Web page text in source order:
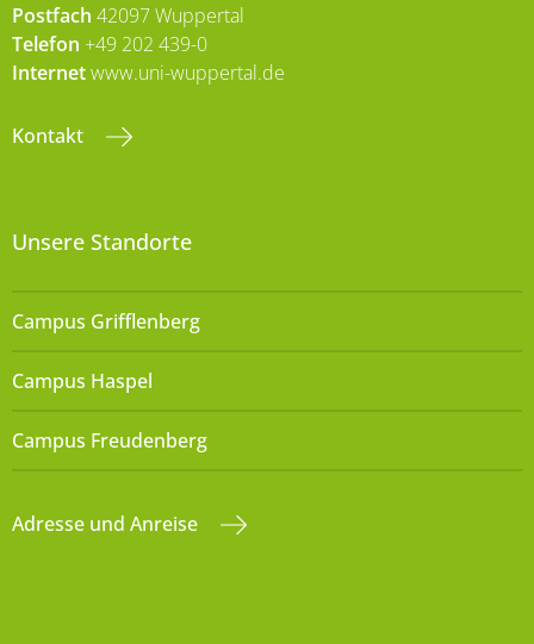
Postfach 42097 Wuppertal
Telefon +49 202 439-0
Internetwww.uni-wuppertal.de
Kontakt
Unsere Standorte
Campus Grifflenberg
Campus Haspel
Campus Freudenberg
Adresse und Anreise